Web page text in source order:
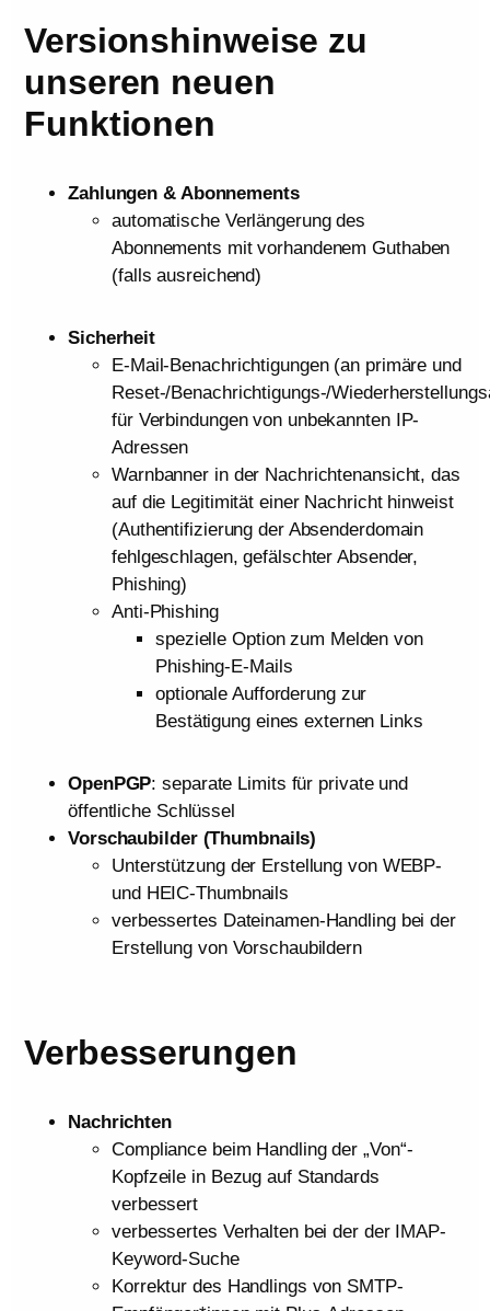
Versionshinweise zu
unseren neuen
Funktionen
Zahlungen & Abonnements
automatische Verlängerung des
Abonnements mit vorhandenem Guthaben
(falls ausreichend)
Sicherheit
E-Mail-Benachrichtigungen (an primäre und
Reset-/Benachrichtigungs-/
für Verbindungen von unbekannten IP-
Adressen
Warnbanner in der Nachrichtenansicht, das
auf die Legitimität einer Nachricht hinweist
(Authentifizierung der Absenderdomain
fehlgeschlagen, gefälschter Absender,
Phishing)
Anti-Phishing
spezielle Option zum Melden von
Phishing-E-Mails
optionale Aufforderung zur
Bestätigung eines externen Links
OpenPGP: separate Limits für private und
öffentliche Schlüssel
Vorschaubilder (Thumbnails)
Unterstützung der Erstellung von WEBP-
und HEIC-Thumbnails
verbessertes Dateinamen-Handling bei der
Erstellung von Vorschaubildern
Verbesserungen
Nachrichten
Compliance beim Handling der „Von“-
Kopfzeile in Bezug auf Standards
verbessert
verbessertes Verhalten bei der der IMAP-
Keyword-Suche
Korrektur des Handlings von SMTP-